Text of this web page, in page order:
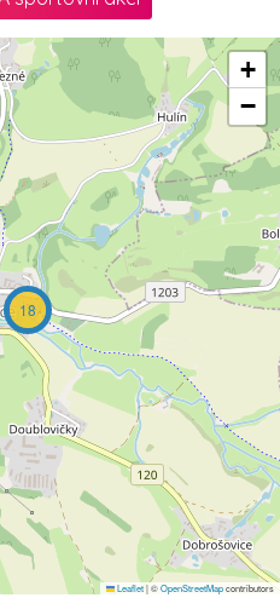
18
+
−
Leaflet|©OpenStreetMapcontributors